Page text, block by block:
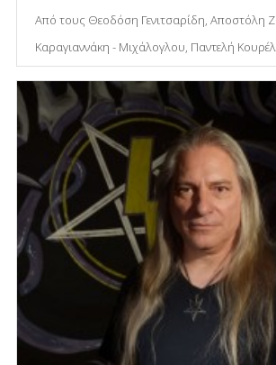
Από τους Θεοδόση Γενιτσαρίδη, Αποστόλη
Καραγιαννάκη - Μιχάλογλου, Παντελή